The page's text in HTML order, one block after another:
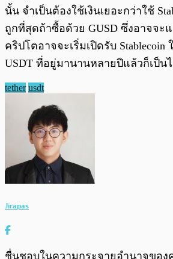
นั้น จำเป็นต้องใช้เงินเยอะกว่าใช้
ถูกที่สุดถ้าซื้อด้วย GUSD ซึ่งอาจจะ
คริปโตอาจจะเริ่มเปิดรับ
USDT ที่อยู่มานานหลายปีแล้วก็เป็น
tether usdt
Jirapas
ชื่นชอบในความกระจายอำนาจของ